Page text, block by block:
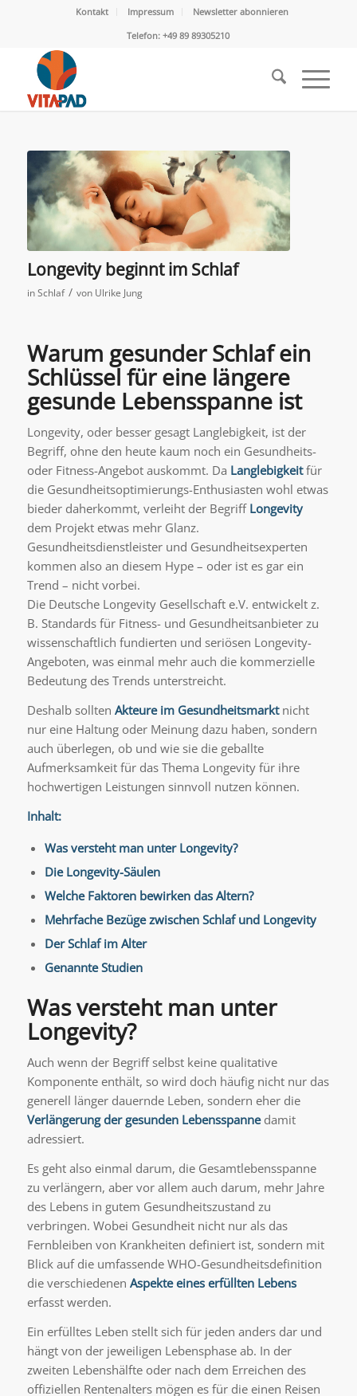
Kontakt Impressum
Newsletter abonnieren
Telefon: +49 89 89305210
Longevity beginnt im Schlaf
inSchlaf / von Ulrike Jung
Warum gesunder Schlaf ein
Schlüssel für eine längere
gesunde Lebensspanne ist
Longevity, oder besser gesagt Langlebigkeit, ist der
Begriff, ohne den heute kaum noch ein Gesundheits-
oder Fitness-Angebot auskommt. Da Langlebigkeitfür
die Gesundheitsoptimierungs-Enthusiasten wohl etwas
bieder daherkommt, verleiht der BegriffLongevity
dem Projekt etwas mehr Glanz.
Gesundheitsdienstleister und Gesundheitsexperten
kommen also an diesem Hype – oder ist es gar ein
Trend – nicht vorbei.
Die Deutsche Longevity Gesellschaft e.V. entwickelt z.
B. Standards für Fitness- und Gesundheitsanbieter zu
wissenschaftlich fundierten und seriösen Longevity-
Angeboten, was einmal mehr auch die kommerzielle
Bedeutung des Trends unterstreicht.
Deshalb sollten Akteure im Gesundheitsmarktnicht
nur eine Haltung oder Meinung dazu haben, sondern
auch überlegen, ob und wie sie die geballte
Aufmerksamkeit für das Thema Longevity für ihre
hochwertigen Leistungen sinnvoll nutzen können.
Inhalt:
Was versteht man unter Longevity?
Die Longevity-Säulen
Welche Faktoren bewirken das Altern?
Mehrfache Bezüge zwischen Schlaf und Longevity
Der Schlaf im Alter
Genannte Studien
Was versteht man unter
Longevity?
Auch wenn der Begriff selbst keine qualitative
Komponente enthält, so wird doch häufig nicht nur das
generell länger dauernde Leben, sondern eher die
Verlängerung der gesunden Lebensspannedamit
adressiert.
Es geht also einmal darum, die Gesamtlebensspanne
zu verlängern, aber vor allem auch darum, mehr Jahre
des Lebens in gutem Gesundheitszustand zu
verbringen. Wobei Gesundheit nicht nur als das
Fernbleiben von Krankheiten definiert ist, sondern mit
Blick auf die umfassende WHO-Gesundheitsdefinition
die verschiedenen Aspekte eines erfüllten Lebens
erfasst werden.
Ein erfülltes Leben stellt sich für jeden anders dar und
hängt von der jeweiligen Lebensphase ab. In der
zweiten Lebenshälfte oder nach dem Erreichen des
offiziellen Rentenalters mögen es für die einen Reisen